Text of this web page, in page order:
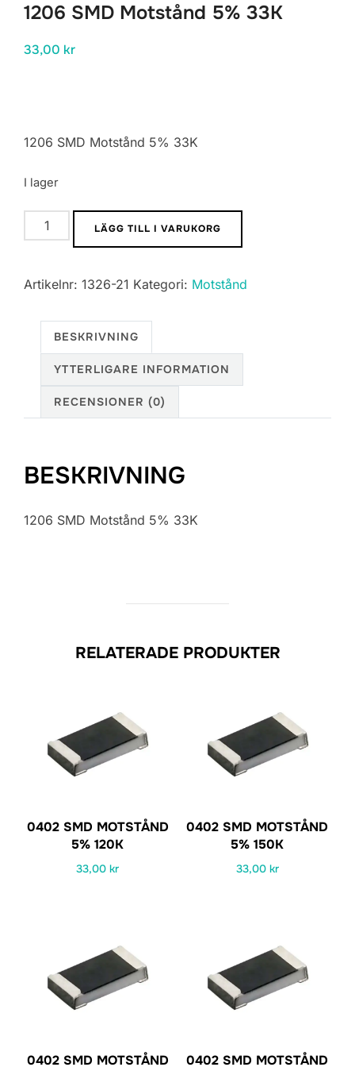
1206 SMD Motstånd 5% 33K
33,00 kr
1206 SMD Motstånd 5% 33K
I lager
1206
SMD
5%
mängd
LÄGG TILL I VARUKORG
Artikelnr: 1326-21 Kategori: Motstånd
BESKRIVNING
YTTERLIGARE INFORMATION
RECENSIONER (0)
BESKRIVNING
1206 SMD Motstånd 5% 33K
RELATERADE PRODUKTER
0402 SMD MOTSTÅND
5% 120K
33,00kr
0402 SMD MOTSTÅND
5% 150K
33,00 kr
0402 SMD MOTSTÅND 0402 SMD MOTSTÅND